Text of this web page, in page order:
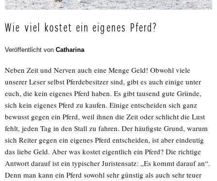
Wie viel kostet ein eigenes Pferd?
Veröffentlicht von Catharina
Neben Zeit und Nerven auch eine Menge Geld! Obwohl viele
unserer Leser selbst Pferdebesitzer sind, gibt es auch einige unter
euch, die kein eigenes Pferd haben. Es gibt tausend gute Gründe,
sich kein eigenes Pferd zu kaufen. Einige entscheiden sich ganz
bewusst gegen ein Pferd, weil ihnen die Zeit oder schlicht die Lust
fehlt, jeden Tag in den Stall zu fahren. Der häufigste Grund, warum
sich Reiter gegen ein eigenes Pferd entscheiden, ist aber eindeutig
das liebe Geld. Aber was kostet eigentlich ein Pferd? Die richtige
Antwort darauf ist ein typischer Juristensatz: „Es kommt darauf an“.
Denn man kann ein Pferd sowohl sehr günstig als auch sehr teuer